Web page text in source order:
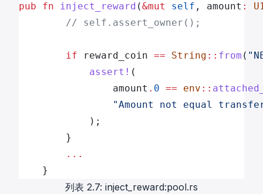
pub fn inject_reward (&mut self , amount :
        // self.assert_owner();
        if
reward_coin == String :: from (
            assert!
(
                amount
. 0 == env ::
"Amount not equal
            );
        }
        ...
    }
列表 2.7: inject_reward:pool.rs